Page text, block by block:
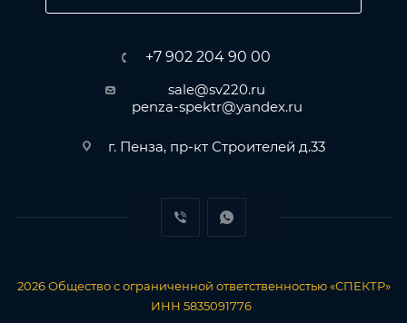
+7 902 204 90 00
sale@sv220.ru
penza-spektr@yandex.ru
г. Пенза, пр-кт Строителей д.33
2026 Общество с ограниченной ответственностью «СПЕКТР»
ИНН 5835091776